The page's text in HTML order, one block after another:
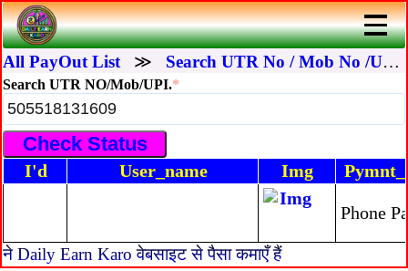
All PayOut List ≫ Search UTR No / Mob No /UPI I'd
Search UTR NO/Mob/UPI.*
I'd User_name Img
Phone
ने Daily Earn Karo वेबसाइट से पैसा कमाएँ हैं